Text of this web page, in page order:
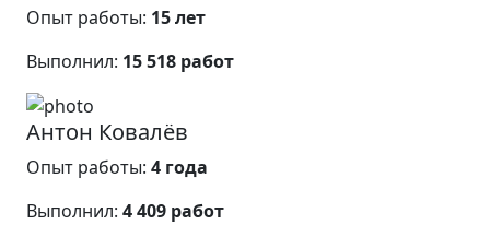
Опыт работы: 15 лет
Выполнил: 15 518 работ
Антон Ковалёв
Опыт работы: 4 года
Выполнил: 4 409 работ